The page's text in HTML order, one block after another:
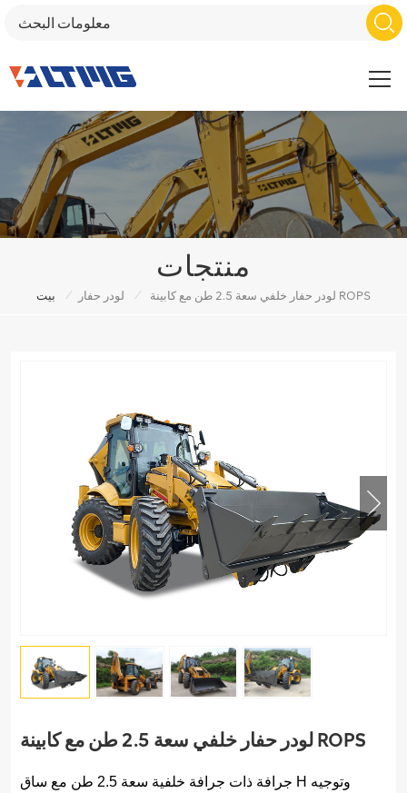
منتجات
بيت / لودر حفار / لودر حفار خلفي سعة 2.5 طن مع كابينة ROPS
لودر حفار خلفي سعة 2.5 طن مع كابينة ROPS
جرافة ذات جرافة خلفية سعة 2.5 طن مع ساق H وتوجيه